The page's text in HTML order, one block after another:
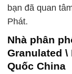
bạn đã quan
Phát.
Nhà phân
Granulated \
Quốc China